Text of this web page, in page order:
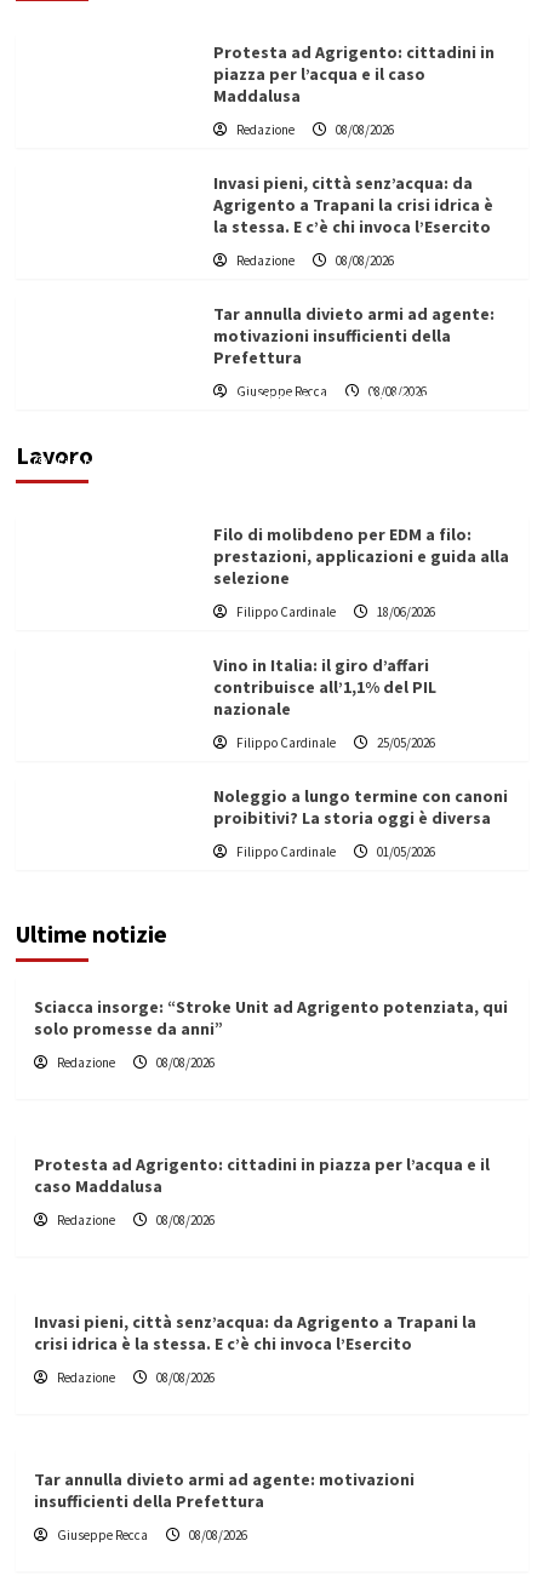
Protesta ad Agrigento: cittadini in
piazza per l’acqua e il caso
Maddalusa
Redazione 08/08/2026
Invasi pieni, città senz’acqua: da
Agrigento a Trapani la crisi idrica è
la stessa. E c’è chi invoca l’Esercito
Redazione 08/08/2026
Tar annulla divieto armi ad agente:
motivazioni insufficienti della
Prefettura
Giuseppe Recca 08/08/2026
Lavoro
L’ingegnere saccense Buscarnera partner chiave
di un progetto transnazionale per la transizione
Filippo Cardinale
Filo di molibdeno per EDM a filo:
prestazioni, applicazioni e guida alla
selezione
Filippo Cardinale 18/06/2026
Vino in Italia: il giro d’affari
contribuisce all’1,1% del PIL
nazionale
Filippo Cardinale 25/05/2026
Noleggio a lungo termine con canoni
proibitivi? La storia oggi è diversa
Filippo Cardinale 01/05/2026
Ultime notizie
Sciacca insorge: “Stroke Unit ad Agrigento potenziata, qui
solo promesse da anni”
Redazione 08/08/2026
Protesta ad Agrigento: cittadini in piazza per l’acqua e il
caso Maddalusa
Redazione 08/08/2026
Invasi pieni, città senz’acqua: da Agrigento a Trapani la
crisi idrica è la stessa. E c’è chi invoca l’Esercito
Redazione 08/08/2026
Tar annulla divieto armi ad agente: motivazioni
insufficienti della Prefettura
Giuseppe Recca 08/08/2026